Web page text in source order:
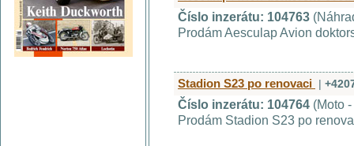
Číslo inzerátu: 104763
Prodám Aesculap Avion
Stadion S23 po renovaci |
Číslo inzerátu: 104764 (Moto
Prodám Stadion S23 po